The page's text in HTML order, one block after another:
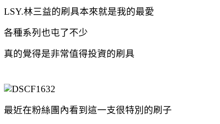
LSY.林三益的刷具本來就是我的最愛
各種系列也屯了不少
真的覺得是非常值得投資的刷具
最近在粉絲團內看到這一支很特別的刷子